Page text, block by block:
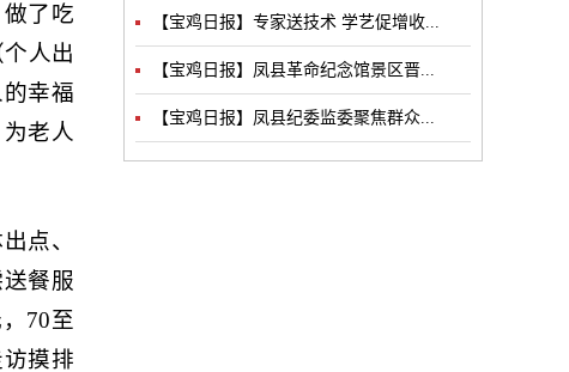
【宝鸡日报】专家送技术 学艺促增收...
【宝鸡日报】凤县革命纪念馆景区晋...
【宝鸡日报】凤县纪委监委聚焦群众...
了吃
人出
幸福
老人
点、
餐服
70至
摸排